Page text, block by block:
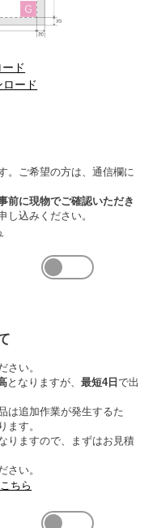
ド
ード
。ご希望の方は、通信欄に
前に現物でご確認いただき
し込みください。
さい。
となりますが、最短4日で出
は追加作業が発生するた
ます。
りますので、まずはお見積
さい。
ちら